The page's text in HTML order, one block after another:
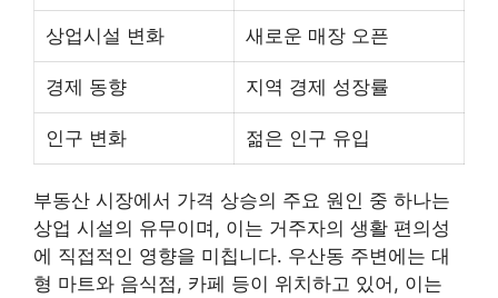
상업시설 변화 새로운 매장 오픈
경제 동향 지역 경제 성장률
인구 변화 젊은 인구 유입
부동산 시장에서 가격 상승의 주요 원인 중 하나는
상업 시설의 유무이며, 이는 거주자의 생활 편의성
에 직접적인 영향을 미칩니다. 우산동 주변에는 대
형 마트와 음식점, 카페 등이 위치하고 있어, 이는